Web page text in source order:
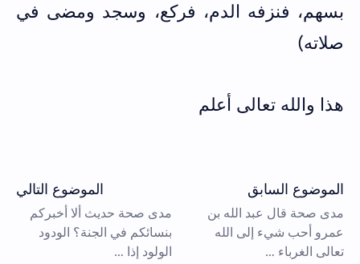
بسهم، فنزفه الدم، فركع، وسجد ومضى في
صلاته)
هذا والله تعالى أعلم